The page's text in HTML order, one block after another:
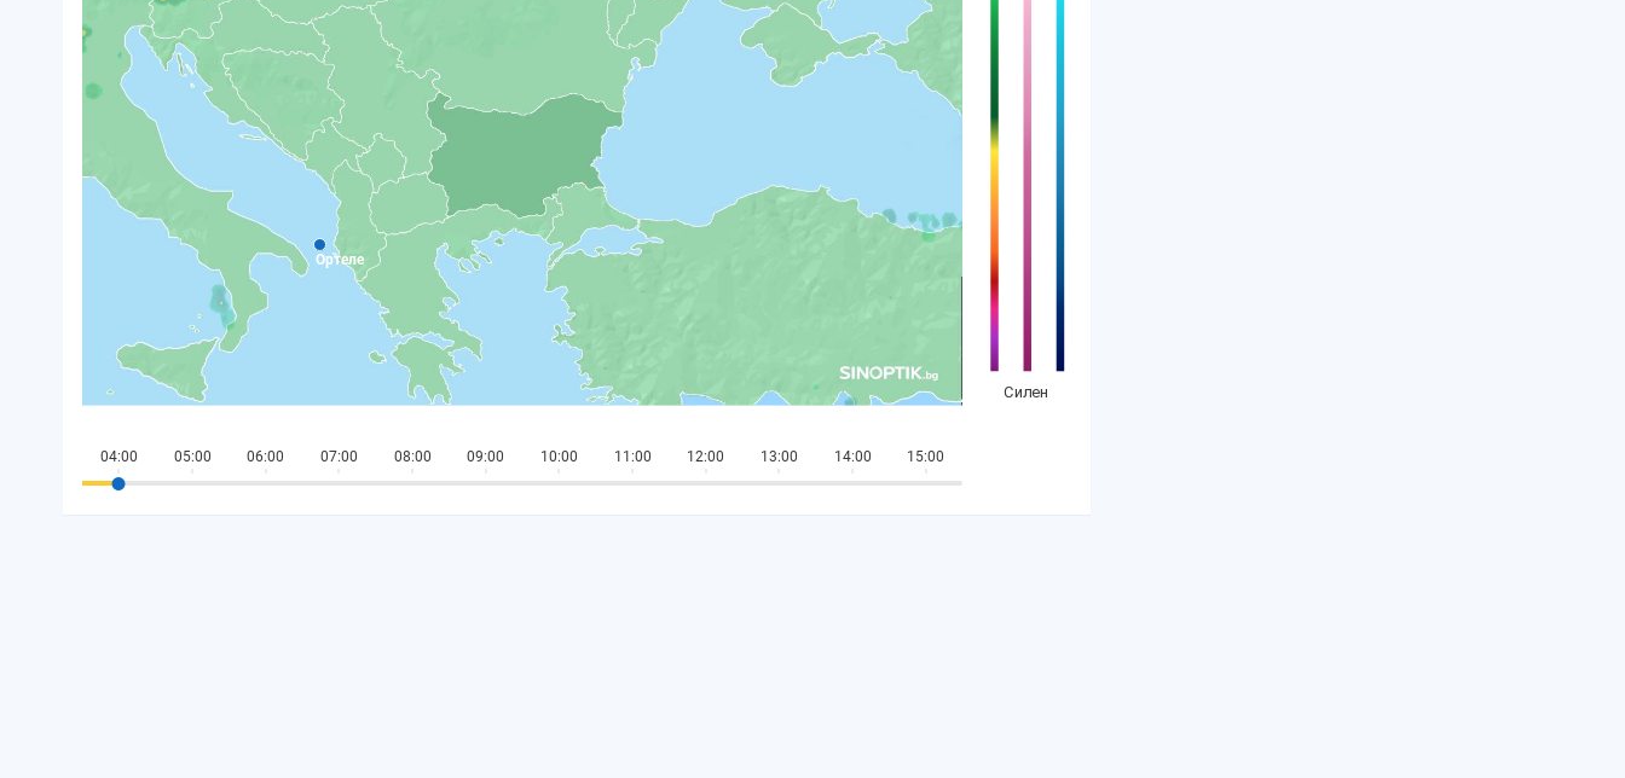
Ортеле
04:00 05:00 06:00 07:00 08:00 09:00 10:00 11:00 12:00 13:00 14:00 15:00